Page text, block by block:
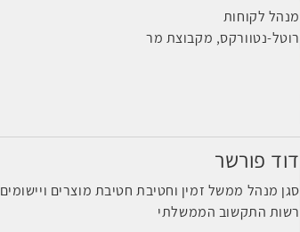
מנהל לקוחות
רוטל-נטוורקס, מקבוצת מר
דוד פורשר
סגן מנהל ממשל זמין וחטיבת חטיבת מוצרים ויישומים
רשות התקשוב הממשלתי